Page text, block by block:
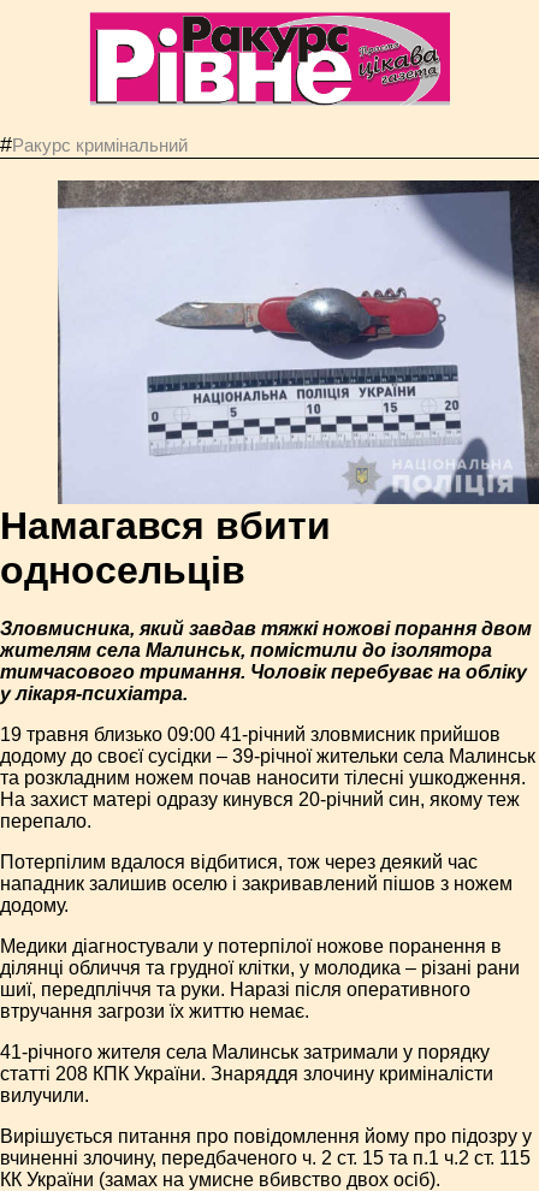
#Ракурс кримінальний
Намагався вбити
односельців
Зловмисника, який завдав тяжкі ножові порання двом
жителям села Малинськ, помістили до ізолятора
тимчасового тримання. Чоловік перебуває на обліку
у лікаря-психіатра.
19 травня близько 09:00 41-річний зловмисник прийшов
додому до своєї сусідки – 39-річної жительки села Малинськ
та розкладним ножем почав наносити тілесні ушкодження.
На захист матері одразу кинувся 20-річний син, якому теж
перепало.
Потерпілим вдалося відбитися, тож через деякий час
нападник залишив оселю і закривавлений пішов з ножем
додому.
Медики діагностували у потерпілої ножове поранення в
ділянці обличчя та грудної клітки, у молодика – різані рани
шиї, передпліччя та руки. Наразі після оперативного
втручання загрози їх життю немає.
41-річного жителя села Малинськ затримали у порядку
статті 208 КПК України. Знаряддя злочину криміналісти
вилучили.
Вирішується питання про повідомлення йому про підозру у
вчиненні злочину, передбаченого ч. 2 ст. 15 та п.1 ч.2 ст. 115
КК України (замах на умисне вбивство двох осіб).